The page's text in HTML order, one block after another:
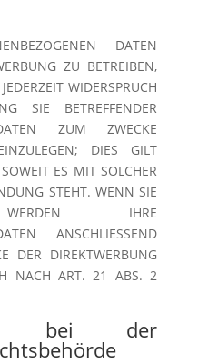
DATEN
ZU BETREIBEN,
WIDERSPRUCH
SIE BETREFFENDER
DATEN ZUM ZWECKE
DIES GILT
ES MIT SOLCHER
STEHT. WENN SIE
WERDEN IHRE
ANSCHLIESSEND
DER DIREKTWERBUNG
NACH ART. 21 ABS. 2
bei der